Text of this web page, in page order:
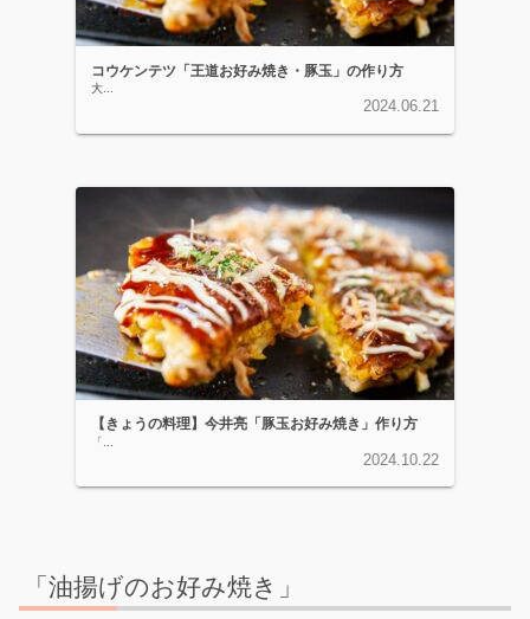
コウケンテツ「王道お好み焼き・豚玉」の作り方
大...
2024.06.21
【きょうの料理】今井亮「豚玉お好み焼き」作り方
「...
2024.10.22
「油揚げのお好み焼き」